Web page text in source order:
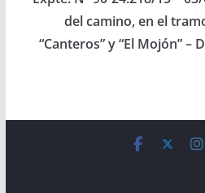
del camino, en el
“Canteros” y “El Mojón” –
by